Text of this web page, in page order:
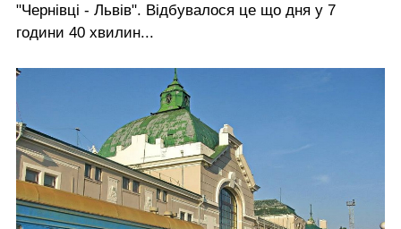
"Чернівці - Львів". Відбувалося це що дня у 7
години 40 хвилин...